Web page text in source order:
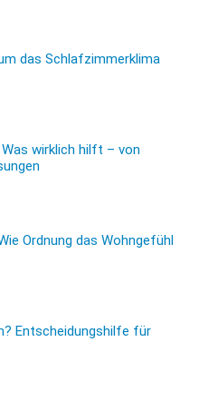
das Schlafzimmerklima
wirklich hilft – von
Ordnung das Wohngefühl
Entscheidungshilfe für